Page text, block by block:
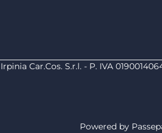
Irpinia Car.Cos. S.r.l. - P. IVA
Powered by